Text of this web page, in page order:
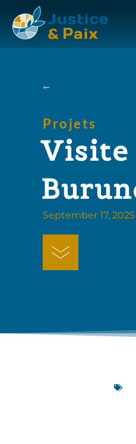
Projets
Visite
September 17, 2025